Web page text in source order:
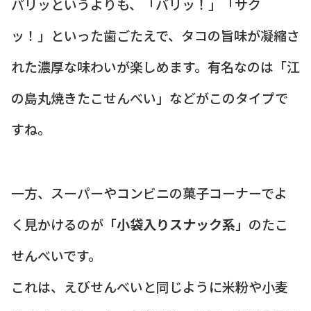
ッ！」といった歯ごたえで、タコの旨味が凝縮さ
れた濃厚な味わいが楽しめます。有名なのは「江
の島丸焼きたこせんべい」などがこのタイプで
すね。
一方、スーパーやコンビニの菓子コーナーでよ
く見かけるのが 「小袋入りスナック系」 のたこ
せんべいです。
これは、えびせんべいと同じように米粉や小麦